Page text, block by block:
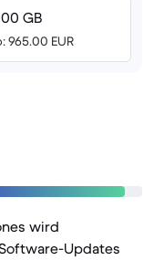
GB
965.00 EUR
wird
Updates